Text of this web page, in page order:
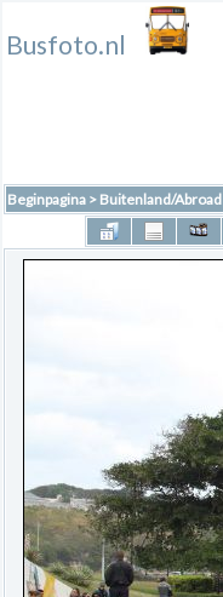
Busfoto.nl
Beginpagina > Buitenland/Abroad